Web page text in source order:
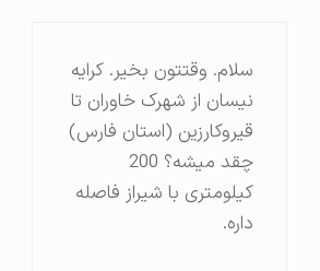
سلام. وقتتون بخیر. کرایه
نیسان از شهرک خاوران تا
قیروکارزین (استان فارس)
چقد میشه؟ 200
کیلومتری با شیراز فاصله